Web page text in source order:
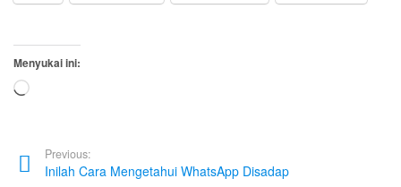
Menyukai ini:
Memuat...
Previous:
Inilah Cara Mengetahui WhatsApp Disadap